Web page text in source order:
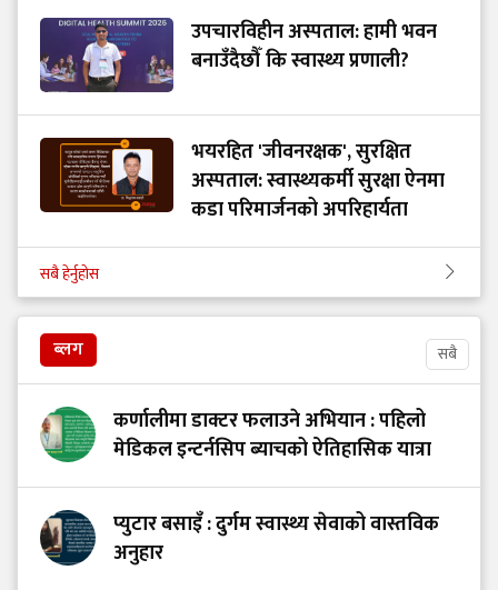
उपचारविहीन अस्पताल: हामी भवन
बनाउँदैछौँ कि स्वास्थ्य प्रणाली?
भयरहित 'जीवनरक्षक', सुरक्षित
अस्पताल: स्वास्थ्यकर्मी सुरक्षा ऐनमा
कडा परिमार्जनको अपरिहार्यता
सबै हेर्नुहोस
ब्लग सबै
कर्णालीमा डाक्टर फलाउने अभियान : पहिलो
मेडिकल इन्टर्नसिप ब्याचको ऐतिहासिक यात्रा
प्युटार बसाइँ : दुर्गम स्वास्थ्य सेवाको वास्तविक
अनुहार